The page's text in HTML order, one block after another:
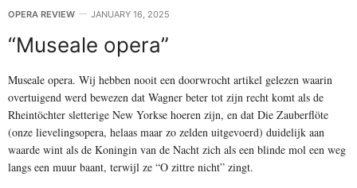
OPERA REVIEW JANUARY 16, 2025
“Museale opera”
Museale opera. Wij hebben nooit een doorwrocht artikel gelezen waarin
overtuigend werd bewezen dat Wagner beter tot zijn recht komt als de
Rheintöchter sletterige New Yorkse hoeren zijn, en dat Die Zauberflöte
(onze lievelingsopera, helaas maar zo zelden uitgevoerd) duidelijk aan
waarde wint als de Koningin van de Nacht zich als een blinde mol een weg
langs een muur baant, terwijl ze “O zittre nicht” zingt.